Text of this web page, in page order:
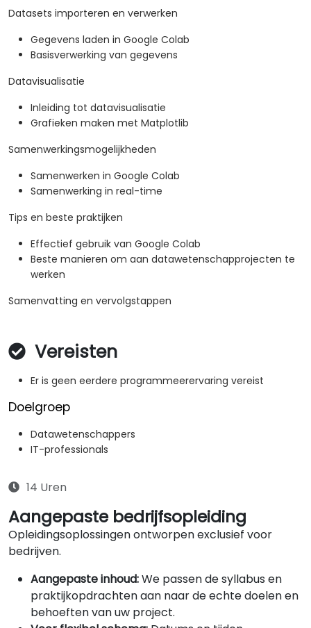
Datasets importeren en verwerken
Gegevens laden in Google Colab
Basisverwerking van gegevens
Datavisualisatie
Inleiding tot datavisualisatie
Grafieken maken met Matplotlib
Samenwerkingsmogelijkheden
Samenwerken in Google Colab
Samenwerking in real-time
Tips en beste praktijken
Effectief gebruik van Google Colab
Beste manieren om aan datawetenschapprojecten te
werken
Samenvatting en vervolgstappen
Vereisten
Er is geen eerdere programmeerervaring vereist
Doelgroep
Datawetenschappers
IT-professionals
14 Uren
Aangepaste bedrijfsopleiding
Opleidingsoplossingen ontworpen exclusief voor
bedrijven.
Aangepaste inhoud:We passen de syllabus en
praktijkopdrachten aan naar de echte doelen en
behoeften van uw project.